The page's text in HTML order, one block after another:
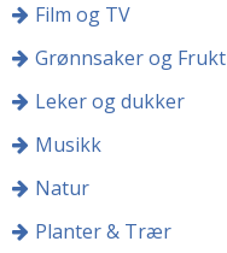
Film og TV
Grønnsaker og Frukt
Leker og dukker
Musikk
Natur
Planter & Trær